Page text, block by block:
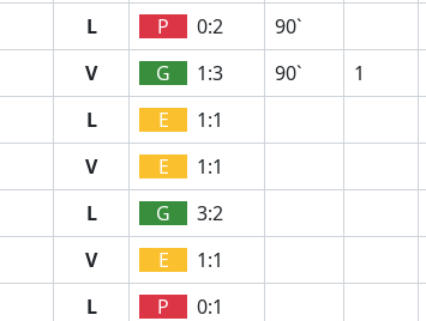
L P 0:2
90`
V G 1:3 90`
1
L E
1:1
V E
1:1
L G
3:2
V E
1:1
L P
0:1